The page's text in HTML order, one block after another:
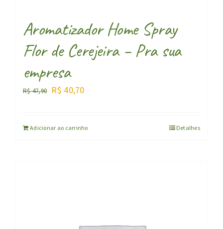
Aromatizador Home Spray
Flor de Cerejeira – Pra sua
empresa
R$47,90
O
R$ 40,70O
Adicionar ao carrinho Detalhes